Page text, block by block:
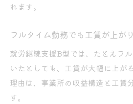
れます。
フルタイム勤務でも工賃が上が
就労継続支援B型では、たとえフ
いたとしても、工賃が大幅に上が
理由は、事業所の収益構造と工賃
す。